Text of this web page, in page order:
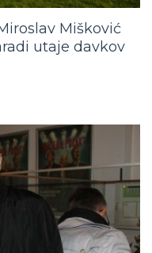
Mišković
utaje davkov